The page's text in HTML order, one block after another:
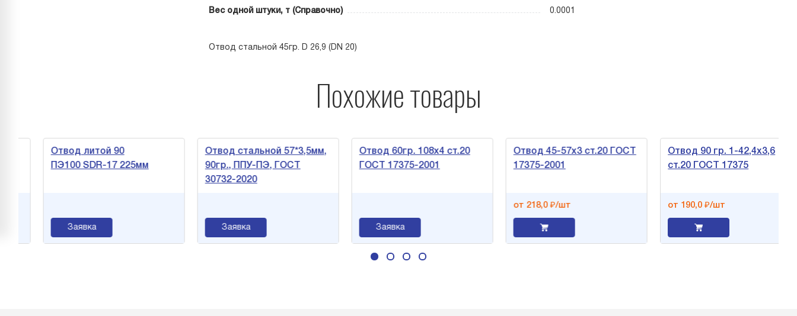
Вес одной штуки, т (Справочно) 0.0001
Отвод стальной 45гр. D 26,9 (DN 20)
Похожие товары
Отвод литой 90
ПЭ100 SDR-17 225мм
Заявка
Отвод стальной 57*3,5мм,
90гр., ППУ-ПЭ, ГОСТ
30732-2020
Заявка
Отвод 60гр. 108х4 ст.20
ГОСТ 17375-2001
Заявка
Отвод 45-57х3 ст.20 ГОСТ
17375-2001
от 218,0 ₽/шт
Отвод 90 гр. 1-42,4х3,6
ст.20 ГОСТ 17375
от 190,0 ₽/шт